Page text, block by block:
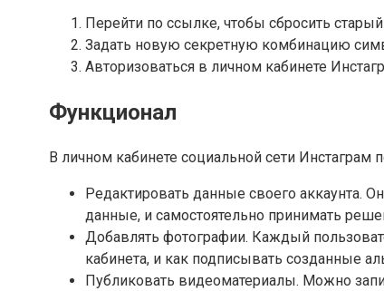
Перейти по ссылке, чтобы сбросить
Задать новую секретную комбинацию
Авторизоваться в личном кабинете
Функционал
В личном кабинете социальной сети
Редактировать данные своего аккаунта.
данные, и самостоятельно принимать
Добавлять фотографии. Каждый
кабинета, и как подписывать созданные
Публиковать видеоматериалы. Можно